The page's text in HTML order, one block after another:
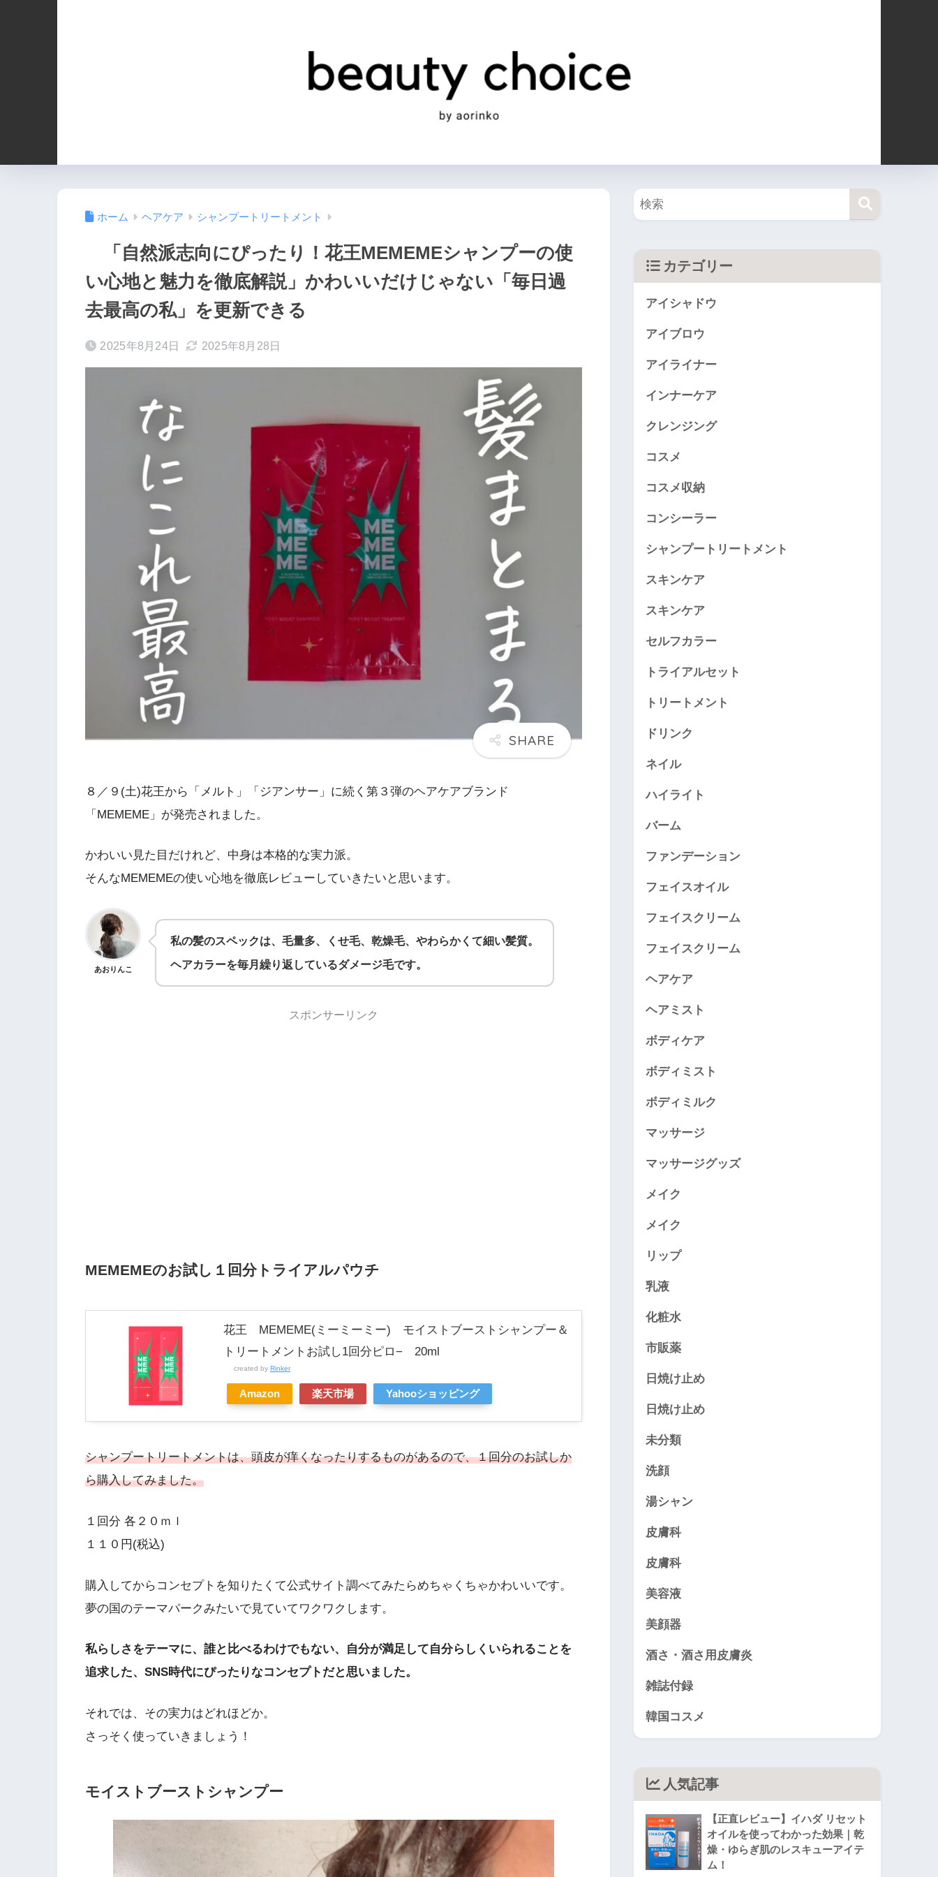
ホーム ヘアケア シャンプートリートメント
「自然派志向にぴったり！花王MEMEMEシャンプーの使
い心地と魅力を徹底解説」かわいいだけじゃない「毎日過
去最高の私」を更新できる
2025年8月24日 2025年8月28日
８／９(土)花王から「メルト」「ジアンサー」に続く第３弾のヘアケアブランド
「MEMEME」が発売されました。
かわいい見た目だけれど、中身は本格的な実力派。
そんなMEMEMEの使い心地を徹底レビューしていきたいと思います。
あおりんこ
私の髪のスペックは、毛量多、くせ毛、乾燥毛、やわらかくて細い髪質。
ヘアカラーを毎月繰り返しているダメージ毛です。
スポンサーリンク
MEMEMEのお試し１回分トライアルパウチ
花王 MEMEME(ミーミーミー) モイストブーストシャンプー＆
トリートメントお試し1回分ピロ− 20ml
created by Rinker
Amazon 楽天市場 Yahooショッピング
シャンプートリートメントは、頭皮が痒くなったりするものがあるので、１回分のお試しか
ら購入してみました。
１回分 各２０ｍｌ
１１０円(税込)
購入してからコンセプトを知りたくて公式サイト調べてみたらめちゃくちゃかわいいです。
夢の国のテーマパークみたいで見ていてワクワクします。
私らしさをテーマに、誰と比べるわけでもない、自分が満足して自分らしくいられることを
追求した、SNS時代にぴったりなコンセプトだと思いました。
それでは、その実力はどれほどか。
さっそく使っていきましょう！
モイストブーストシャンプー
カテゴリー
アイシャドウ
アイブロウ
アイライナー
インナーケア
クレンジング
コスメ
コスメ収納
コンシーラー
シャンプートリートメント
スキンケア
スキンケア
セルフカラー
トライアルセット
トリートメント
ドリンク
ネイル
ハイライト
バーム
ファンデーション
フェイスオイル
フェイスクリーム
フェイスクリーム
ヘアケア
ヘアミスト
ボディケア
ボディミスト
ボディミルク
マッサージ
マッサージグッズ
メイク
メイク
リップ
乳液
化粧水
市販薬
日焼け止め
日焼け止め
未分類
洗顔
湯シャン
皮膚科
皮膚科
美容液
美顔器
酒さ・酒さ用皮膚炎
雑誌付録
韓国コスメ
人気記事
【正直レビュー】イハダ リセット
オイルを使ってわかった効果｜乾
燥・ゆらぎ肌のレスキューアイテ
ム！